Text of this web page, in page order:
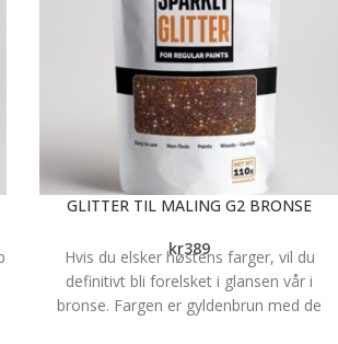
GLITTER TIL MALING G2 BRONSE
kr389
Hvis du elsker høstens farger, vil du
definitivt bli forelsket i glansen vår i
bronse. Fargen er gyldenbrun med de